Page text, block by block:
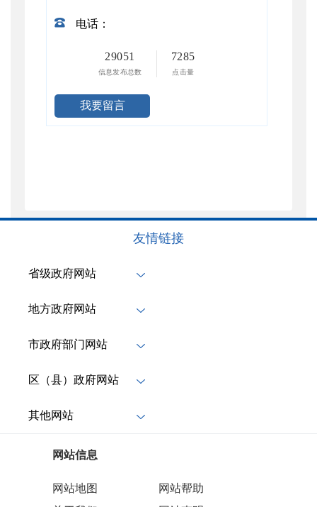
电话：
29051
信息发布总数
7285
点击量
我要留言
友情链接
省级政府网站
地方政府网站
市政府部门网站
区（县）政府网站
其他网站
网站信息
网站地图
网站帮助